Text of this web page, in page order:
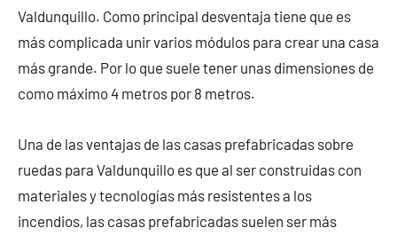
Valdunquillo. Como principal desventaja tiene que es
más complicada unir varios módulos para crear una casa
más grande. Por lo que suele tener unas dimensiones de
como máximo 4 metros por 8 metros.
Una de las ventajas de las casas prefabricadas sobre
ruedas para Valdunquillo es que al ser construidas con
materiales y tecnologías más resistentes a los
incendios, las casas prefabricadas suelen ser más